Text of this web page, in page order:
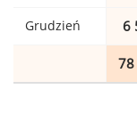
Grudzień 6